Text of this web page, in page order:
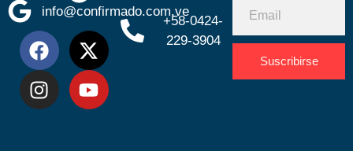
info@confirmado.com.ve
+58-0424-
229-3904
Suscribirse